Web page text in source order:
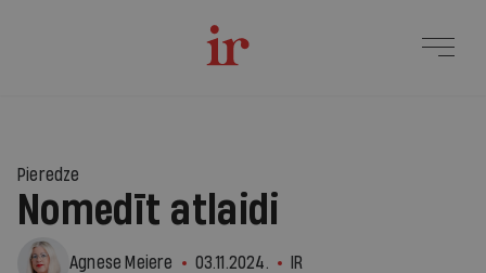
Pieredze
Nomedīt atlaidi
Agnese Meiere 03.11.2024. IR